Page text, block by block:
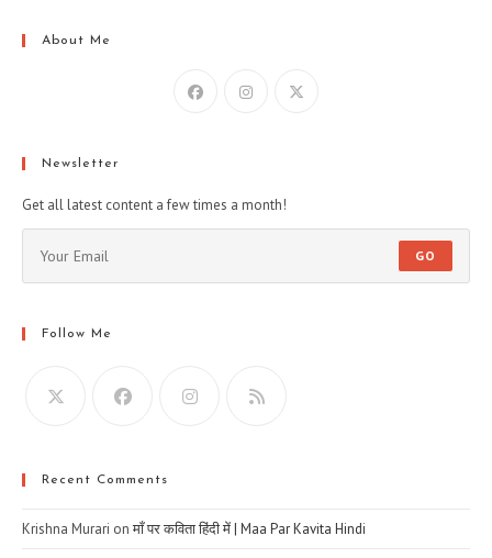
About Me
Newsletter
Get all latest content a few times a month!
GO
Follow Me
Recent Comments
Krishna Murari onमाँ पर कविता हिंदी में | Maa Par Kavita Hindi